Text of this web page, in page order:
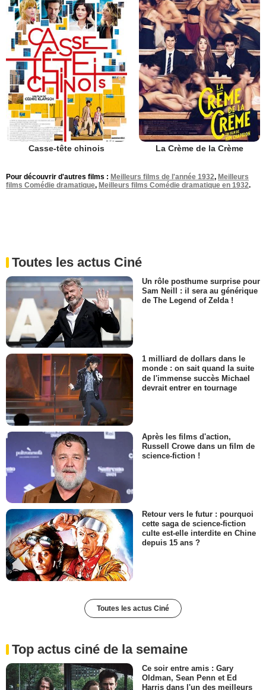
Casse-tête chinois La Crème de la Crème
Pour découvrir d'autres films : Meilleurs films de l'année 1932, Meilleurs
films Comédie dramatique, Meilleurs films Comédie dramatique en 1932.
Toutes les actus Ciné
Un rôle posthume surprise pour
Sam Neill : il sera au générique
de The Legend of Zelda !
1 milliard de dollars dans le
monde : on sait quand la suite
de l'immense succès Michael
devrait entrer en tournage
Après les films d'action,
Russell Crowe dans un film de
science-fiction !
Retour vers le futur : pourquoi
cette saga de science-fiction
culte est-elle interdite en Chine
depuis 15 ans ?
Toutes les actus Ciné
Top actus ciné de la semaine
Ce soir entre amis : Gary
Oldman, Sean Penn et Ed
Harris dans l'un des meilleurs